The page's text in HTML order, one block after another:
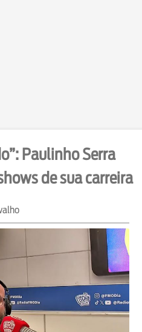
Paulinho Serra
de sua carreira